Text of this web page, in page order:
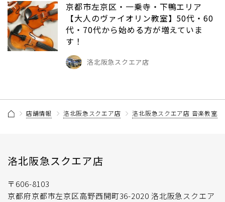
京都市左京区・一乗寺・下鴨エリア
【大人のヴァイオリン教室】50代・60
代・70代から始める方が増えていま
す！
洛北阪急スクエア店
店舗情報 洛北阪急スクエア店 洛北阪急スクエア店 音楽教室
洛北阪急スクエア店
〒606-8103
京都府京都市左京区高野西開町36-2020 洛北阪急スクエア